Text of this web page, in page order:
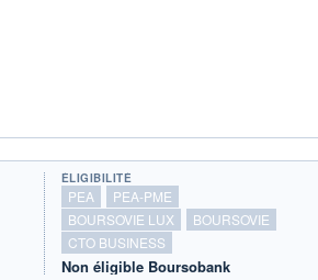
ÉLIGIBILITÉ
PEA
PEA-PME
BOURSOVIE LUX
BOURSOVIE
CTO BUSINESS
Non éligible Boursobank